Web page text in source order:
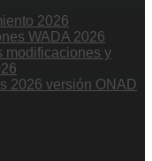
2026
WADA 2026
modificaciones y
2026 versión ONAD